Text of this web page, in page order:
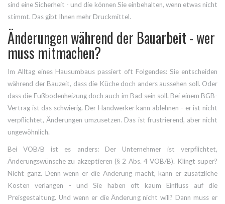
sind eine Sicherheit - und die können Sie einbehalten, wenn etwas nicht
stimmt. Das gibt Ihnen mehr Druckmittel.
Änderungen während der Bauarbeit - wer
muss mitmachen?
Im Alltag eines Hausumbaus passiert oft Folgendes: Sie entscheiden
während der Bauzeit, dass die Küche doch anders aussehen soll. Oder
dass die Fußbodenheizung doch auch im Bad sein soll. Bei einem BGB-
Vertrag ist das schwierig. Der Handwerker kann ablehnen - er ist nicht
verpflichtet, Änderungen umzusetzen. Das ist frustrierend, aber nicht
ungewöhnlich.
Bei VOB/B ist es anders: Der Unternehmer ist verpflichtet,
Änderungswünsche zu akzeptieren (§ 2 Abs. 4 VOB/B). Klingt super?
Nicht ganz. Denn wenn er die Änderung macht, kann er zusätzliche
Kosten verlangen - und Sie haben oft kaum Einfluss auf die
Preisgestaltung. Und wenn er die Änderung nicht will? Dann muss er